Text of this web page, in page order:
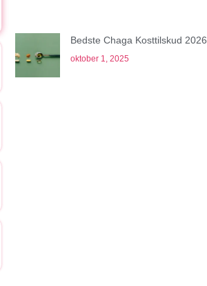
Bedste Chaga Kosttilskud 2026
oktober 1, 2025